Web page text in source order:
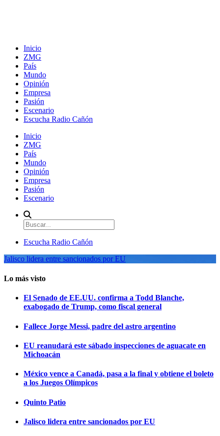
Inicio
ZMG
País
Mundo
Opinión
Empresa
Pasión
Escenario
Escucha Radio Cañón
Inicio
ZMG
País
Mundo
Opinión
Empresa
Pasión
Escenario
Escucha Radio Cañón
Jalisco lidera entre sancionados por EU
Lo más visto
El Senado de EE.UU. confirma a Todd Blanche,
exabogado de Trump, como fiscal general
Fallece Jorge Messi, padre del astro argentino
EU reanudará este sábado inspecciones de aguacate en
Michoacán
México vence a Canadá, pasa a la final y obtiene el boleto
a los Juegos Olímpicos
Quinto Patio
Jalisco lidera entre sancionados por EU